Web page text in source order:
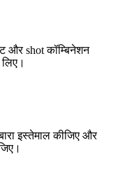
और shot कॉम्बिनेशन
इस्तेमाल कीजिए और